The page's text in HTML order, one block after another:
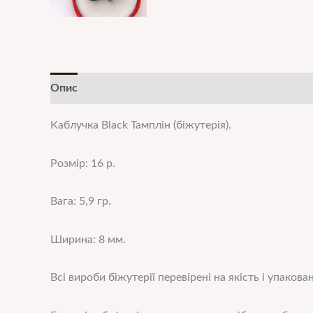
Опис
Каблучка Black Тамплін (біжутерія).
Розмір: 16 р.
Вага: 5,9 гр.
Ширина: 8 мм.
Всі вироби біжутерії перевірені на якість і